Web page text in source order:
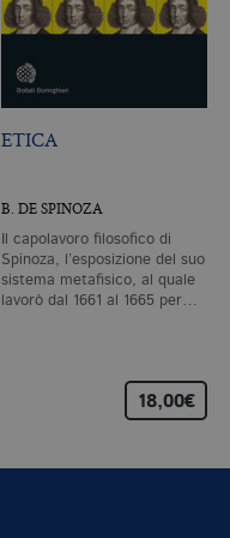
ETICA
B. DE SPINOZA
Il capolavoro filosofico di
Spinoza, l’esposizione del suo
sistema metafisico, al quale
lavorò dal 1661 al 1665 per…
18,00€